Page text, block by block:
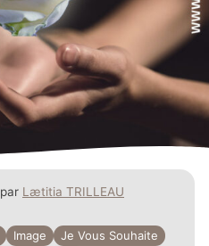
par Lætitia TRILLEAU
Image
Je Vous Souhaite